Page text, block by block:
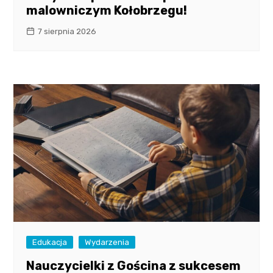
malowniczym Kołobrzegu!
7 sierpnia 2026
Edukacja Wydarzenia
Nauczycielki z Gościna z sukcesem